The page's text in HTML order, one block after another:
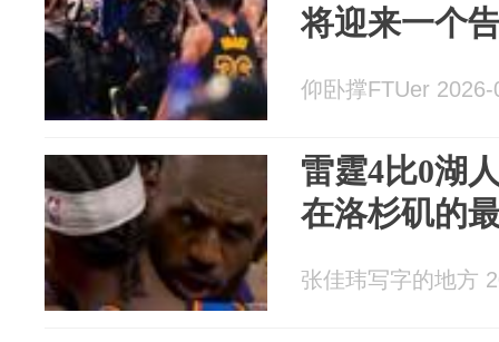
将迎来一个
仰卧撑FTUer 2026-
雷霆4比0湖
在洛杉矶的
张佳玮写字的地方